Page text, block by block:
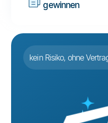
gewinnen
kein Risiko, ohne